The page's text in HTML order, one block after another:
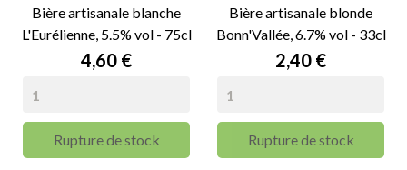
Bière artisanale blanche
L'Eurélienne, 5.5% vol - 75cl
Prix
4,60 €
Rupture de stock
Bière artisanale blonde
Bonn'Vallée, 6.7% vol - 33cl
Prix
2,40 €
Rupture de stock